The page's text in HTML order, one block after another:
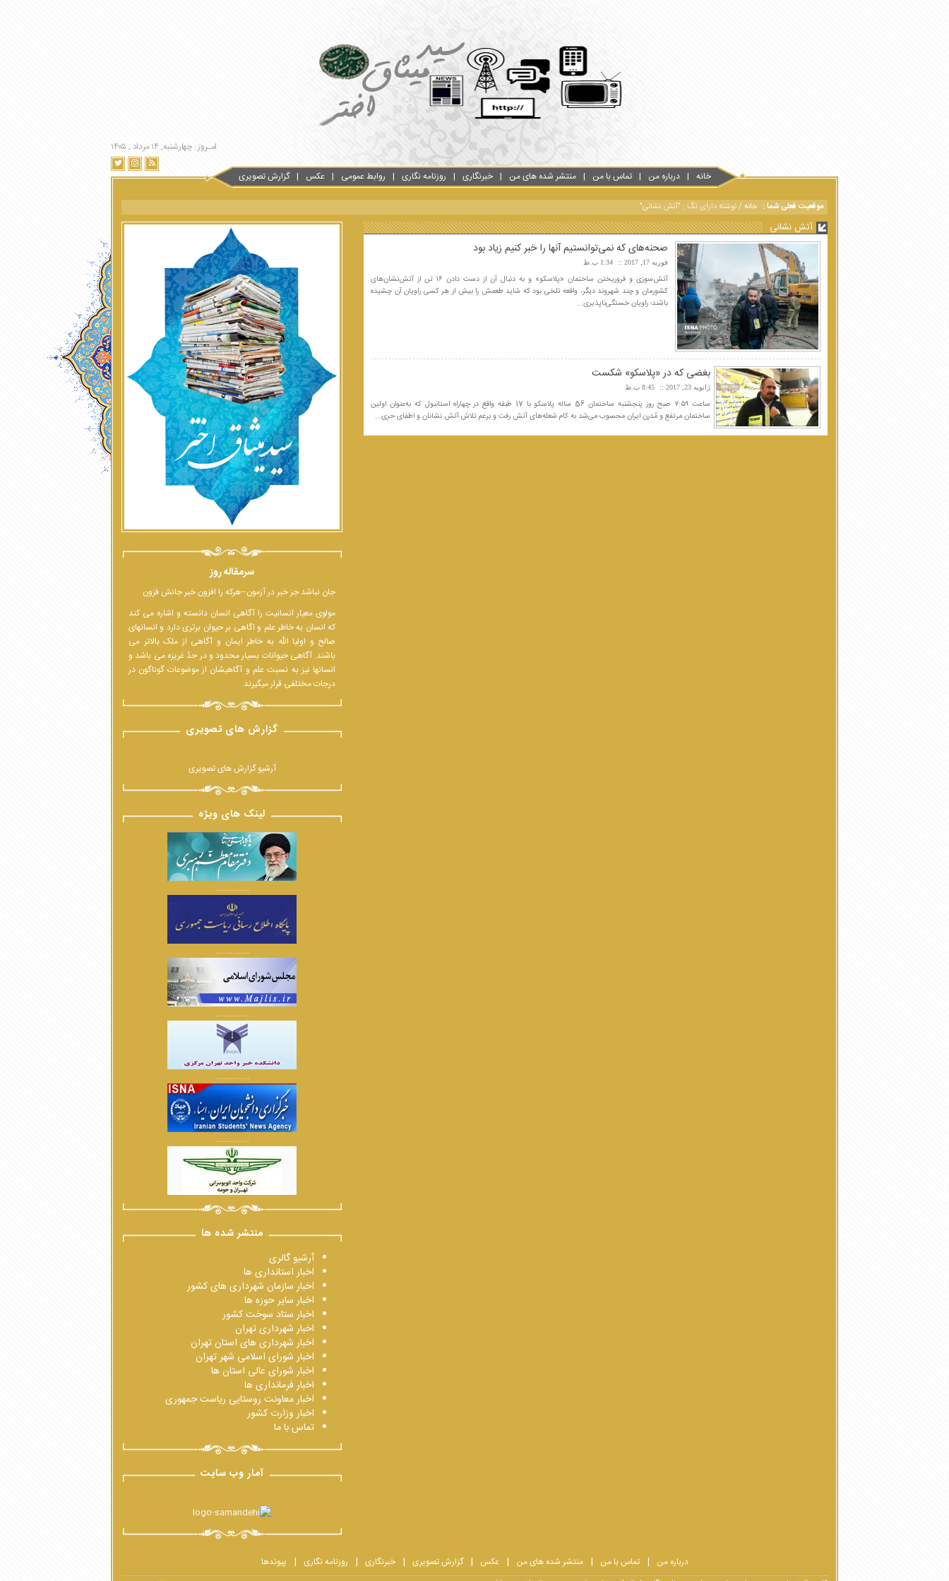
امـروز : چهارشنبه, ۱۴ مرداد , ۱۴۰۵
خانه درباره من تماس با من منتشر شده های من خبرنگاری روزنامه نگاری روابط عمومی عکس گزارش تصویری
موقعیت فعلی شما : خانه/نوشته دارای تگ : "آتش نشانی"
آتش نشانی
صحنه‌های که نمی‌توانستیم آنها را خبر کنیم زیاد بود
فوریه 17, 2017 1:34 ب.ظ
آتش‌سوزی و فروریختن ساختمان «پلاسکو» و به دنبال آن از دست دادن ۱۶ تن از آتش‌نشان‌های
کشورمان و چند شهروند دیگر، واقعه تلخی بود که شاید طعمش را بیش از هر کسی راویان آن چشیده
باشند؛ راویان خستگی‌ناپذیری...
بغضی که در «پلاسکو» شکست
ژانویه 23, 2017 8:45 ب.ظ
ساعت ۷:۵۹ صبح روز پنجشنبه ساختمان 56 ساله پلاسکو با 17 طبقه واقع در چهاراه استانبول که به‌عنوان اولین
ساختمان مرتفع و مُدرن ایران محسوب می‌شد به کام شعله‌های آتش رفت و برغم تلاش آتش نشانان و اطفای حری...
سرمقاله روز
جان نباشد جز خبر در آزمون--هرکه را افزون خبر جانش فزون
مولوی معیار انسانیت را آگاهی انسان دانسته و اشاره می کند
که انسان به خاطر علم و اگاهی بر حیوان برتری دارد و انسانهای
صالح و اولیا الله به خاطر ایمان و آگاهی از ملک بالاتر می
باشند. آگاهی حیوانات بسیار محدود و در حدّ غریزه می باشد و
انسانها نیز به نسبت علم و آگاهیشان از موضوعات گوناگون در
درجات مختلفی قرار میگیرند.
گزارش های تصویری
آرشیو گزارش های تصویری
لینک های ویژه
................
................
................
................
................
منتشر شده ها
آرشیو گالری
اخبار استانداری ها
اخبار سازمان شهرداری های کشور
اخبار سایر حوزه ها
اخبار ستاد سوخت کشور
اخبار شهرداری تهران
اخبار شهرداری های استان تهران
اخبار شورای اسلامی شهر تهران
اخبار شورای عالی استان ها
اخبار فرمانداری ها
اخبار معاونت روستایی ریاست جمهوری
اخبار وزارت کشور
تماس با ما
آمار وب سایت
درباره من تماس با من منتشر شده های من عکس گزارش تصویری خبرنگاری روزنامه نگاری پیوندها